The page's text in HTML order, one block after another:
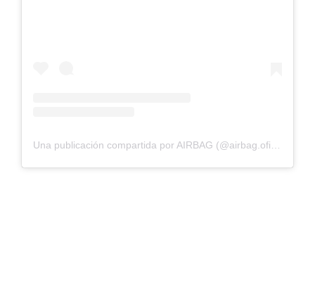
Una publicación compartida por AIRBAG (@airbag.oficial)